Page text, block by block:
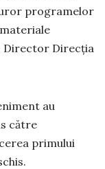
programelor
Director Direcția
au
către
primului